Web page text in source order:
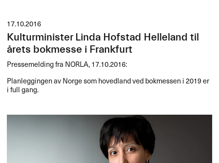
17.10.2016
Kulturminister Linda Hofstad Helleland til
årets bokmesse i Frankfurt
Pressemelding fra NORLA, 17.10.2016:
Planleggingen av Norge som hovedland ved bokmessen i 2019 er
i full gang.